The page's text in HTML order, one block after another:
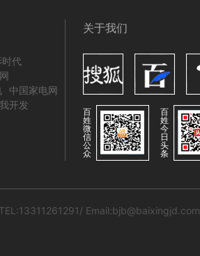
代
中国家电网
开发
关于我们
百
姓
微
信
公
众
百
姓
今
日
头
条
Email:bjb@baixingjd.com